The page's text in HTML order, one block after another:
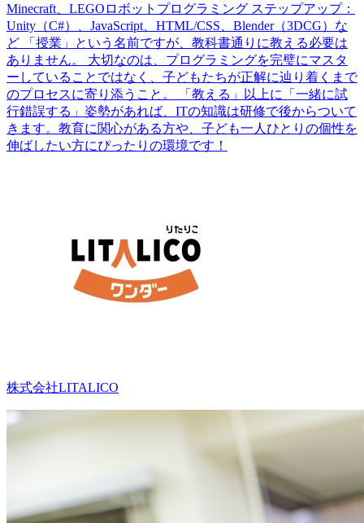
Minecraft、LEGOロボットプログラミング ステップアップ：
Unity（C#）、JavaScript、HTML/CSS、Blender（3DCG）な
ど 「授業」という名前ですが、教科書通りに教える必要は
ありません。 大切なのは、プログラミングを完璧にマスタ
ーしていることではなく、子どもたちが正解に辿り着くまで
のプロセスに寄り添うこと。 「教える」以上に「一緒に試
行錯誤する」姿勢があれば、ITの知識は研修で後からついて
きます。教育に関心がある方や、子ども一人ひとりの個性を
伸ばしたい方にぴったりの環境です！
株式会社LITALICO